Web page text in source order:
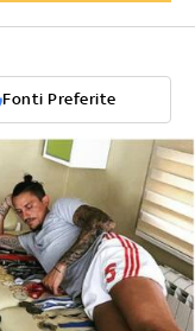
Fonti Preferite